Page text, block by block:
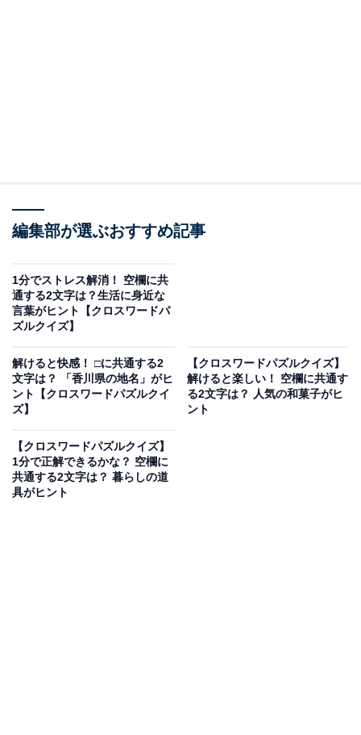
・た □ ま（縦の言葉）
ある言葉です。
あわせて読みたい
川県の地名」がヒント【クロスワードパズル
クイズ】
次ページ
編集部が選ぶおすすめ記事
1分でストレス解消！ 空欄に共
通する2文字は？生活に身近な
言葉がヒント【クロスワードパ
ズルクイズ】
解けると快感！ □に共通する2
文字は？ 「香川県の地名」がヒ
ント【クロスワードパズルクイ
ズ】
【クロスワードパズルクイズ】
解けると楽しい！ 空欄に共通す
る2文字は？ 人気の和菓子がヒ
ント
【クロスワードパズルクイズ】
1分で正解できるかな？ 空欄に
共通する2文字は？ 暮らしの道
具がヒント